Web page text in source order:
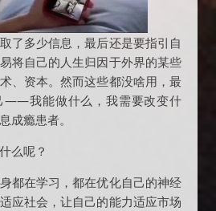
了多少信息，最后还是要指引自
将自己的人生归因于外界的某些
、资本。然而这些都没啥用，最
——我能做什么，我需要改变什
成瘾患者。
么呢？
都在学习，都在优化自己的神经
应社会，让自己的能力适应市场